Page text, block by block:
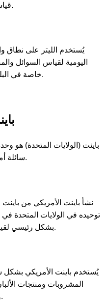
قياسية للحجم في جميع أنحاء العالم.
يُستخدم الليتر على نطاق
اليومية لقياس السوائل
خاصة في البلدان التي تستخدم النظام المتري.
سائلة أمريكية أو حوالي 473.176 مليلترًا.
نشأ باينت الأمريكي من باينت
توحيده في الولايات المتحدة
بشكل رئيسي لقياس السوائل مثل الحليب والبيرة.
يُستخدم باينت الأمريكي بشكل
المشروبات ومنتجات
والتجزئة وصناعات تقديم الطعام.